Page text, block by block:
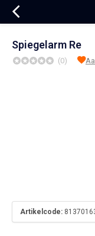
Spiegelarm Re
(0)
Artikelcode: